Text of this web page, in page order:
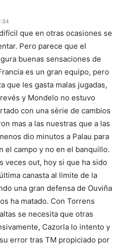
que en otras ocasiones se
Pero parece que el
buenas sensaciones de
es un gran equipo, pero
que les gasta malas jugadas,
y Mondelo no estuvo
con una sèrie de cambios
mas a las nuestras que a las
dio minutos a Palau para
el campo y no en el banquillo.
veces out, hoy si que ha sido
canasta al limite de la
una gran defensa de Ouviña
ha matado. Con Torrens
se necesita que otras
Cazorla lo intento y
error tras TM propiciado por